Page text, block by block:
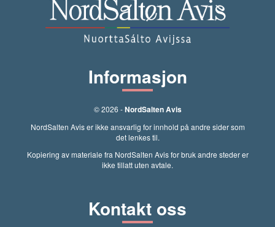
Informasjon
© 2026 -NordSalten Avis
NordSalten Avis er ikke ansvarlig for innhold på andre sider som
det lenkes til.
Kopiering av materiale fra NordSalten Avis for bruk andre steder er
ikke tillatt uten avtale.
Kontakt oss